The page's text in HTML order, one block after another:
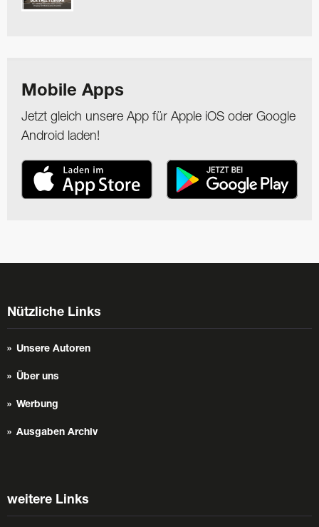
Mobile Apps
Jetzt gleich unsere App für Apple iOS oder Google
Android laden!
Nützliche Links
Unsere Autoren
Über uns
Werbung
Ausgaben Archiv
weitere Links